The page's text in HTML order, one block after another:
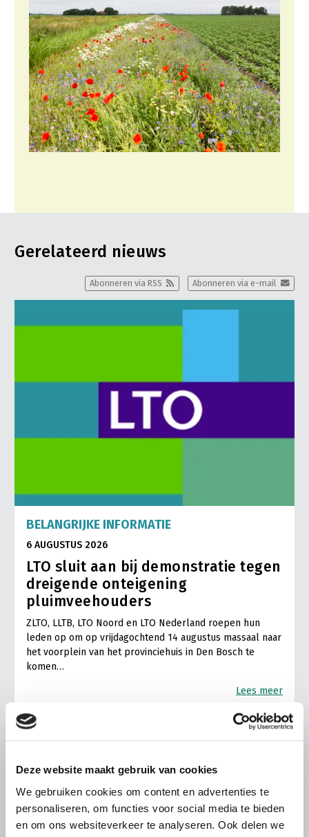
Deze website maakt gebruik van cookies
We gebruiken cookies om content en advertenties te
personaliseren, om functies voor social media te bieden
en om ons websiteverkeer te analyseren. Ook delen we
Gerelateerd nieuws
Abonneren via e-mail
Abonneren via RSS
BELANGRIJKE INFORMATIE
6 AUGUSTUS 2026
LTO sluit aan bij demonstratie tegen
dreigende onteigening
pluimveehouders
ZLTO, LLTB, LTO Noord en LTO Nederland roepen hun
leden op om op vrijdagochtend 14 augustus massaal naar
het voorplein van het provinciehuis in Den Bosch te
komen…
Lees meer